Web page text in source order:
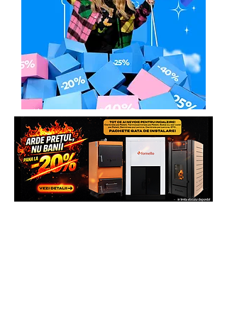
Solicita Telefonic sau direct pe
Whatsapp sau vezi si comanda pe
WWW.GENERATOARE.EU pentru mai
multe beneficii.